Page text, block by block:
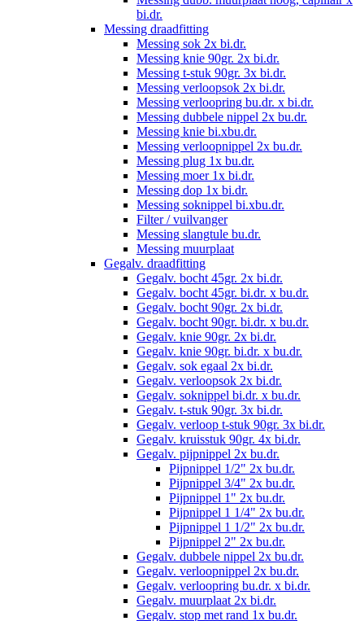
bi.dr.
Messing draadfitting
Messing sok 2x bi.dr.
Messing knie 90gr. 2x bi.dr.
Messing t-stuk 90gr. 3x bi.dr.
Messing verloopsok 2x bi.dr.
Messing verloopring bu.dr. x bi.dr.
Messing dubbele nippel 2x bu.dr.
Messing knie bi.xbu.dr.
Messing verloopnippel 2x bu.dr.
Messing plug 1x bu.dr.
Messing moer 1x bi.dr.
Messing dop 1x bi.dr.
Messing soknippel bi.xbu.dr.
Filter / vuilvanger
Messing slangtule bu.dr.
Messing muurplaat
Gegalv. draadfitting
Gegalv. bocht 45gr. 2x bi.dr.
Gegalv. bocht 45gr. bi.dr. x bu.dr.
Gegalv. bocht 90gr. 2x bi.dr.
Gegalv. bocht 90gr. bi.dr. x bu.dr.
Gegalv. knie 90gr. 2x bi.dr.
Gegalv. knie 90gr. bi.dr. x bu.dr.
Gegalv. sok egaal 2x bi.dr.
Gegalv. verloopsok 2x bi.dr.
Gegalv. soknippel bi.dr. x bu.dr.
Gegalv. t-stuk 90gr. 3x bi.dr.
Gegalv. verloop t-stuk 90gr. 3x bi.dr.
Gegalv. kruisstuk 90gr. 4x bi.dr.
Gegalv. pijpnippel 2x bu.dr.
Pijpnippel 1/2" 2x bu.dr.
Pijpnippel 3/4" 2x bu.dr.
Pijpnippel 1" 2x bu.dr.
Pijpnippel 1 1/4" 2x bu.dr.
Pijpnippel 1 1/2" 2x bu.dr.
Pijpnippel 2" 2x bu.dr.
Gegalv. dubbele nippel 2x bu.dr.
Gegalv. verloopnippel 2x bu.dr.
Gegalv. verloopring bu.dr. x bi.dr.
Gegalv. muurplaat 2x bi.dr.
Gegalv. stop met rand 1x bu.dr.